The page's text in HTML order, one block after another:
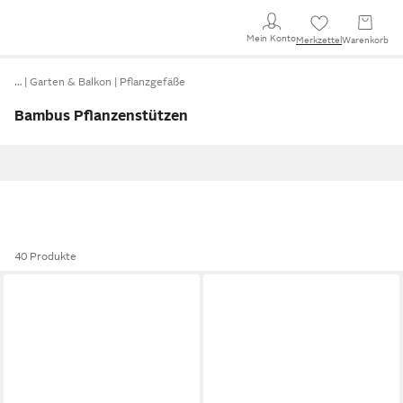
Mein KontoMerkzettel Warenkorb
… Garten & Balkon Pflanzgefäße
Bambus Pflanzenstützen
40 Produkte